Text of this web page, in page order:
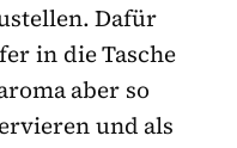
Dafür
in die Tasche
aber so
und als